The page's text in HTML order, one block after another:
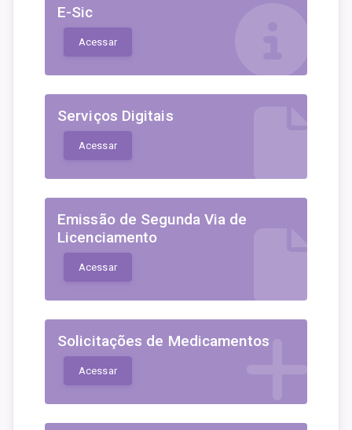
E-Sic
Acessar
Serviços Digitais
Acessar
Emissão de Segunda Via de
Licenciamento
Acessar
Solicitações de Medicamentos
Acessar